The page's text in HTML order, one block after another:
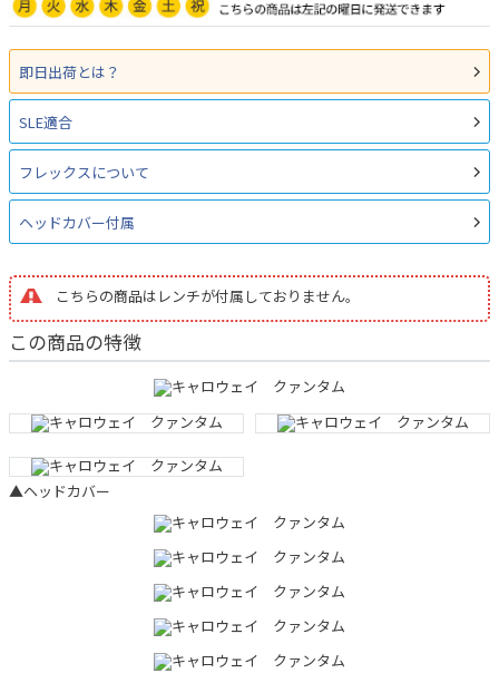
即日出荷とは？
SLE適合
フレックスについて
ヘッドカバー付属
こちらの商品はレンチが付属しておりません。
この商品の特徴
▲ヘッドカバー